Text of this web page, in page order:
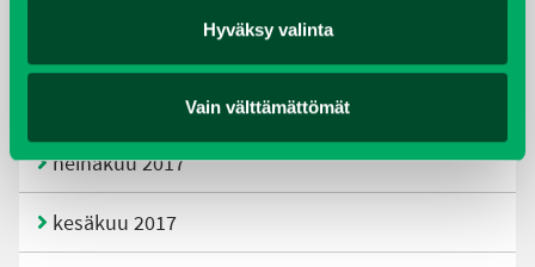
Hyväksy valinta
Vain välttämättömät
heinäkuu 2017
kesäkuu 2017